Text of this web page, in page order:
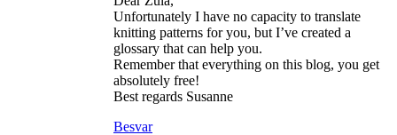
Unfortunately I have no capacity to translate
knitting patterns for you, but I’ve created a
glossary that can help you.
Remember that everything on this blog, you get
absolutely free!
Best regards Susanne
Besvar